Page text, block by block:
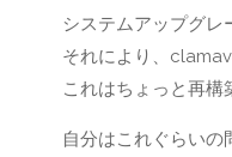
システムアップグレ
それにより、
これはちょっと再構
自分はこれぐらいの